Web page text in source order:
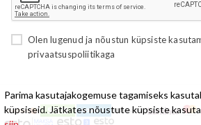
Olen lugenud ja nõustun küpsiste
privaatsuspoliitikaga
Parima kasutajakogemuse tagamiseks
küpsiseid. Jätkates nõustute küpsiste